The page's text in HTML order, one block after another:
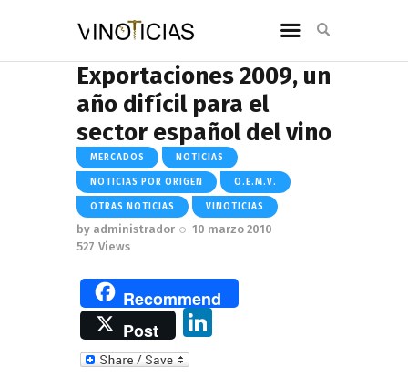
Exportaciones 2009, un
año difícil para el
sector español del vino
MERCADOS NOTICIAS
NOTICIAS POR ORIGEN O.E.M.V.
OTRAS NOTICIAS VINOTICIAS
by administrador
10 marzo 2010
527 Views
Recommend
Post